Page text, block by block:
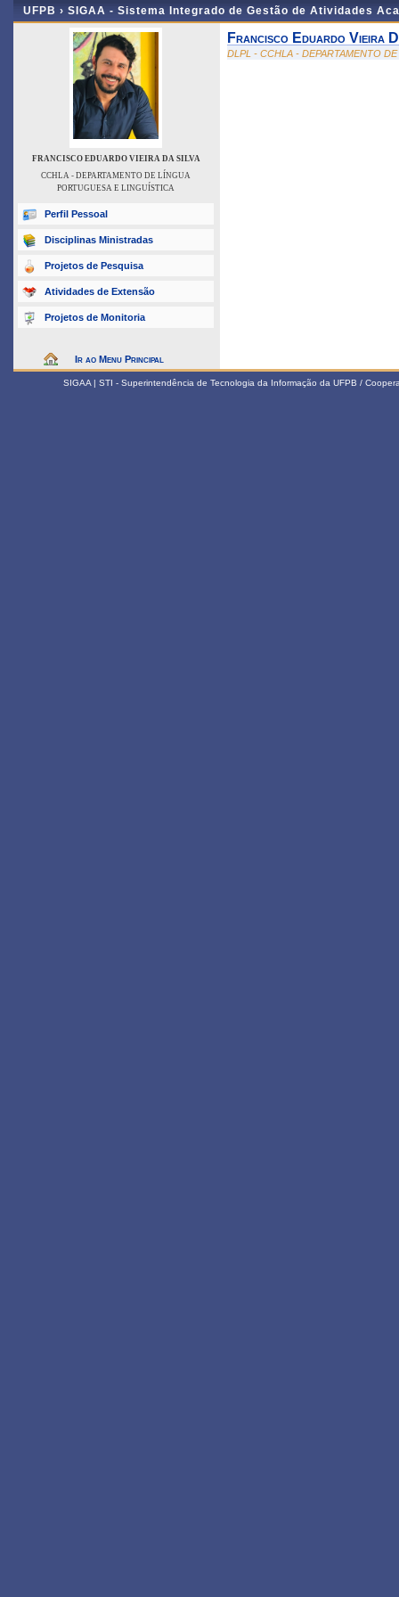
UFPB › SIGAA - Sistema Integrado de Gestão de Atividades
FRANCISCO EDUARDO VIEIRA DA SILVA
CCHLA - DEPARTAMENTO DE LÍNGUA
PORTUGUESA E LINGUÍSTICA
Perfil Pessoal
Disciplinas Ministradas
Projetos de Pesquisa
Atividades de Extensão
Projetos de Monitoria
Ir ao Menu Principal
Francisco Eduardo Vieira
DLPL - CCHLA - DEPARTAMENTO
SIGAA | STI - Superintendência de Tecnologia da Informação da UFPB /